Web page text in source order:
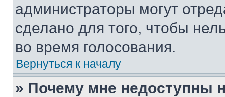
администраторы могут
сделано для того, чтобы
во время голосования.
Вернуться к началу
» Почему мне недоступны